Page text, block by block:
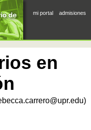
mi portal admisiones
en